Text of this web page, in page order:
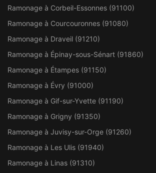
Ramonage à Corbeil-Essonnes (91100)
Ramonage à Courcouronnes (91080)
Ramonage à Draveil (91210)
Ramonage à Épinay-sous-Sénart (91860)
Ramonage à Étampes (91150)
Ramonage à Évry (91000)
Ramonage à Gif-sur-Yvette (91190)
Ramonage à Grigny (91350)
Ramonage à Juvisy-sur-Orge (91260)
Ramonage à Les Ulis (91940)
Ramonage à Linas (91310)